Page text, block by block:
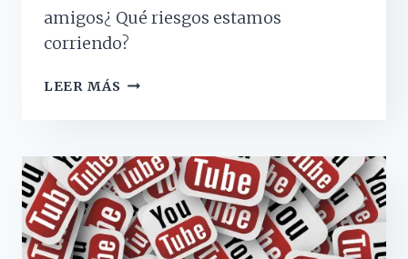
amigos¿ Qué riesgos estamos
corriendo?
LEER MÁS SI
NO
TE
OLVIDES
DE
TUS